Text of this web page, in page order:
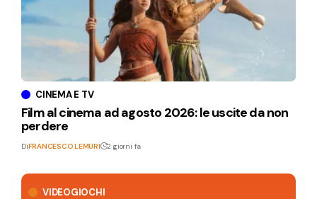
VIDEOGIOCHI
CINEMA E TV
Film al cinema ad agosto 2026: le uscite da non
perdere
DiFRANCESCO LEMURI 2 giorni fa